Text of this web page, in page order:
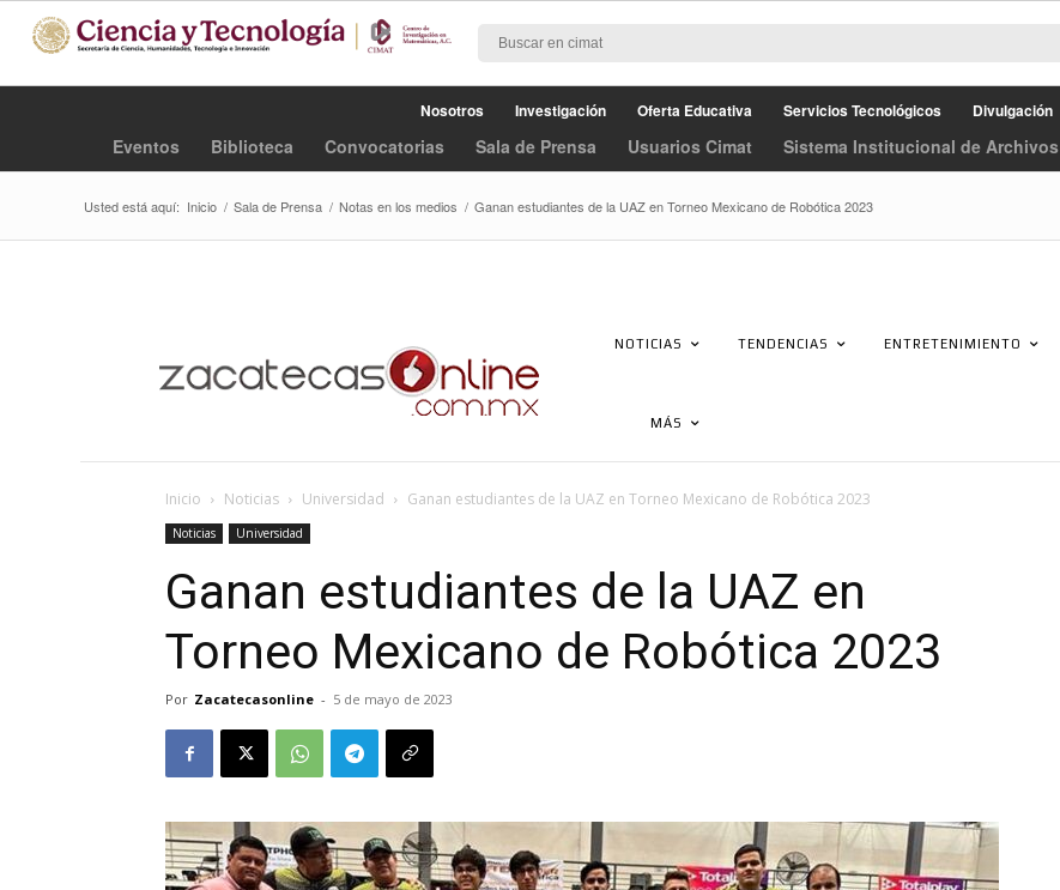
Nosotros Investigación Oferta Educativa Servicios Tecnológicos Divulgación
Eventos Biblioteca Convocatorias Sala de Prensa Usuarios Cimat Sistema Institucional de Archivos
Usted está aquí: Inicio / Sala de Prensa / Notas en los medios / Ganan estudiantes de la UAZ en Torneo Mexicano de Robótica 2023